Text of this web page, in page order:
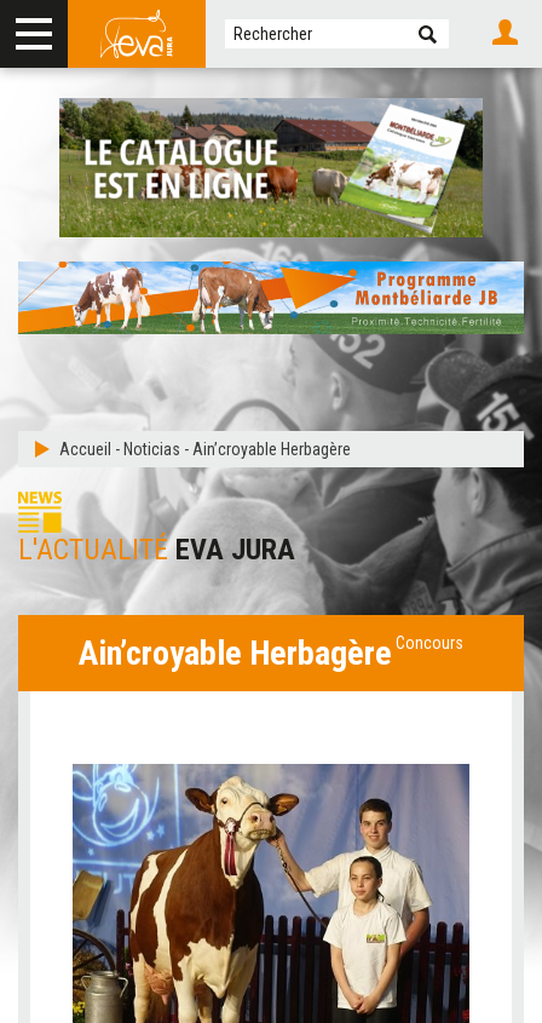
Accueil - Noticias - Ain’croyable Herbagère
L'ACTUALITÉEVA JURA
Ain’croyable Herbagère Concours